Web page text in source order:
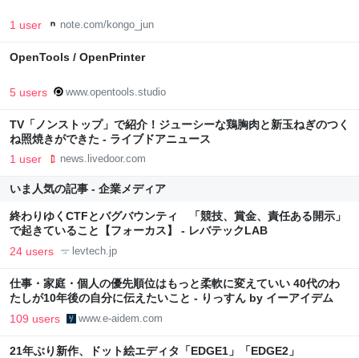
1 user note.com/kongo_jun
OpenTools / OpenPrinter
5 users www.opentools.studio
TV「ノンストップ」で紹介！ジューシーな鶏胸肉と新玉ねぎのつく
ね照焼きができた - ライブドアニュース
1 user news.livedoor.com
いま人気の記事 - 企業メディア
終わりゆくCTFとバグバウンティ 「競技、賞金、責任ある開示」
で起きていること【フォーカス】 - レバテックLAB
24 users levtech.jp
仕事・家庭・個人の優先順位はもっと柔軟に変えていい 40代のわ
たしが10年後の自分に伝えたいこと - りっすん by イーアイデム
109 users www.e-aidem.com
21年ぶり新作、ドット絵エディタ「EDGE1」「EDGE2」